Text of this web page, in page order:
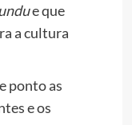
e que
a cultura
ponto as
e os